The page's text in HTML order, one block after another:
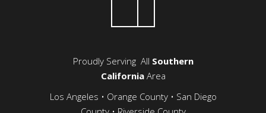
Proudly Serving All Southern
CaliforniaArea
Los Angeles • Orange County • San Diego